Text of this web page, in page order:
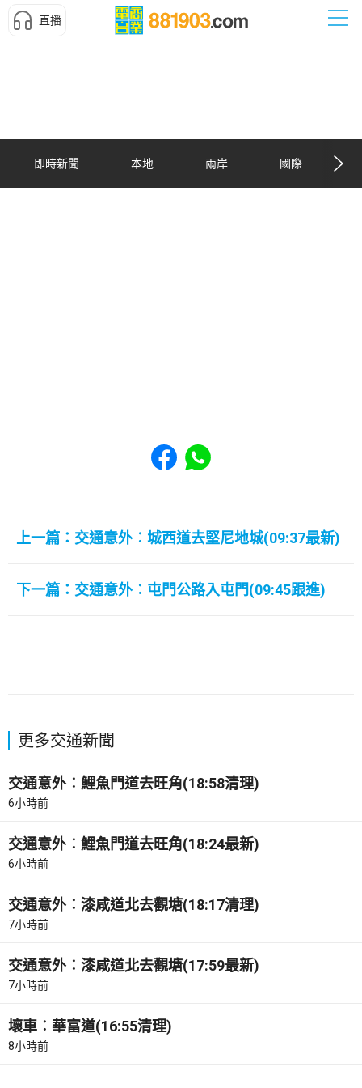
直播
即時新聞 本地 兩岸 國際
Share to Facebook
Share to WhatsApp
上一篇：交通意外︰城西道去堅尼地城(09:37最新)
下一篇：交通意外︰屯門公路入屯門(09:45跟進)
更多交通新聞
交通意外︰鯉魚門道去旺角(18:58清理)
6小時前
交通意外︰鯉魚門道去旺角(18:24最新)
6小時前
交通意外︰漆咸道北去觀塘(18:17清理)
7小時前
交通意外︰漆咸道北去觀塘(17:59最新)
7小時前
壞車︰華富道(16:55清理)
8小時前